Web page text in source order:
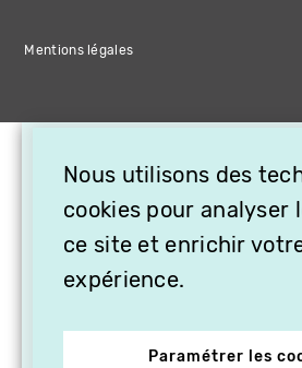
Mentions légales
Nous utilisons des
cookies pour analyser
ce site et enrichir
expérience.
Paramétrer les
OFFREZ LA
CADEAU,
PROCHES À